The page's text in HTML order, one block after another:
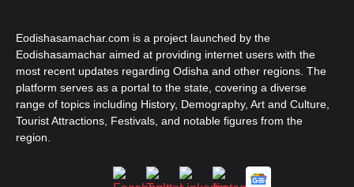
Eodishasamachar.com is a project launched by the
Eodishasamachar aimed at providing internet users with the
most recent updates regarding Odisha and other regions. The
platform serves as a portal to the state, covering a diverse
range of topics including History, Demography, Art and Culture,
Tourist Attractions, Festivals, and notable figures from the
region.